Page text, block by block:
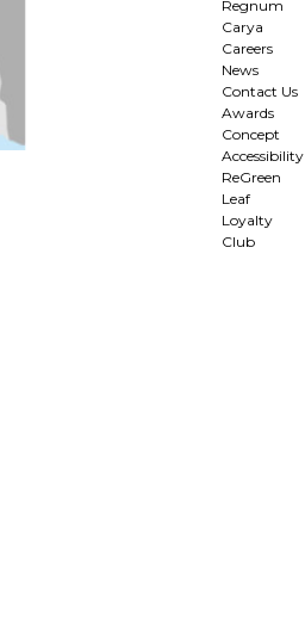
Regnum
Carya
Careers
News
Contact Us
Awards
Concept
Accessibility
ReGreen
Leaf
Loyalty
Club